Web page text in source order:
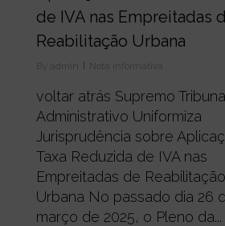
de IVA nas Empreitadas
Reabilitação Urbana
By admin Nota informativa
voltar atrás Supremo Tribunal
Administrativo Uniformiza
Jurisprudência sobre
Taxa Reduzida de IVA nas
Empreitadas de Reabilitação
Urbana No passado dia 26
março de 2025, o Pleno da...